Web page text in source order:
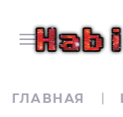
ГЛАВНАЯ